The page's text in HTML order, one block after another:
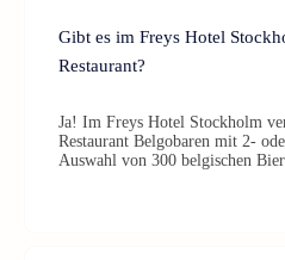
Gibt es im Freys Hotel
Restaurant?
Ja! Im Freys Hotel Stockholm
Restaurant Belgobaren mit 2-
Auswahl von 300 belgischen